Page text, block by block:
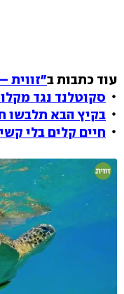
עוד כתבות ב"זווית
סקוטלנד נגד
בקיץ הבא תלבשו
חיים קלים בלי